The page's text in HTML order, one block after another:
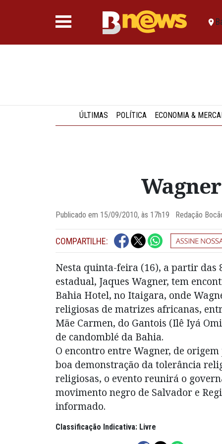
ÚLTIMAS POLÍTICA ECONOMIA &
Publicado em 15/09/2010, às 17h19 Redação
COMPARTILHE:
Nesta quinta-feira (16), a partir das
estadual, Jaques Wagner, tem
Bahia Hotel, no Itaigara, onde
religiosas de matrizes africanas,
Mãe Carmen, do Gantois (Ilê Iyá
de candomblé da Bahia.
O encontro entre Wagner, de
boa demonstração da tolerância
religiosas, o evento reunirá o
movimento negro de Salvador e
informado.
Classificação Indicativa: Livre